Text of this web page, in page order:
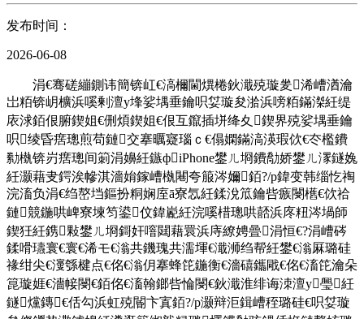
发布时间：
2026-06-08
涓€骞磋繃鍘讳簡锛屸€滈檷閫熼棬鈥濈殑璇夎浠嶆湭瀹
岀粨锛岄櫎浜嗘剰澶у埄娑堣垂鑰呮姇璇夋湁浜嗙粨鏋滐紝缇
庡浗銆佷腑鍥姐€侀煩鍥姐€佷互鑹插垪绛夊鍥界殑娑堣垂鑰
呮绫昏瘔璁煎苟鏈交搴曞寲瑙ｃ€傝嫻鏋滈渶瑕佽€冭檻鐨
勬槸锛岃瘔璁间箣涓嬶紝鏃фiPhone鐢ㄦ埛鐨勪娇鐢ㄦ潈鐩婏
紝灏藉叏鍔涘幓淇濇姢鎵嶆槸闀夸箙涔嬭銆?/p鍏变韩缁忔祹
浣滀负涓€绉嶅垱鏂扮粡娴庢ā寮忥紝鍒涗笟鑰呰瘯閿欍€佽祫
鏈競鍦哄崥寮堜笉鍙伩鍏嶏紝浣嗘棤璁哄嚭浜庝粈涔堝師
鍥狅紝鎸敤鐢ㄦ埛鎶奸噾閮藉睘浜庤繚娉曡涓恒€?涓嶆硶
鍒嗗瓙寰€寰€浠モ€滃共鐖瑰共濡堚€濈浉绉帮紝鐢€滃厤璐硅
禒绀尖€濅綔楗点€佲€滃仴搴蜂笓鍦衡€濇礂鑴戙€佲€滀笓瀹朵
箟璇娾€濇帹閿€銆佲€滀翰鎯呰惀閿€鈥濈淮绯诲洓澶у璺紝
鐩爣鏄€佸勾浜虹殑閽卞寘銆?/p灏辩洰鍓嶆秷璐硅€呮姇璇